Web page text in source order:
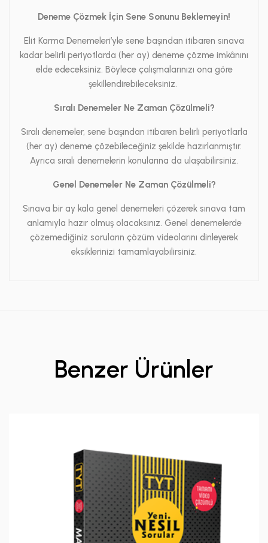
Deneme Çözmek İçin Sene Sonunu Beklemeyin!
Elit Karma Denemeleri’yle sene başından itibaren sınava
kadar belirli periyotlarda (her ay) deneme çözme imkânını
elde edeceksiniz. Böylece çalışmalarınızı ona göre
şekillendirebileceksiniz.
Sıralı Denemeler Ne Zaman Çözülmeli?
Sıralı denemeler, sene başından itibaren belirli periyotlarla
(her ay) deneme çözebileceğiniz şekilde hazırlanmıştır.
Ayrıca sıralı denemelerin konularına da ulaşabilirsiniz.
Genel Denemeler Ne Zaman Çözülmeli?
Sınava bir ay kala genel denemeleri çözerek sınava tam
anlamıyla hazır olmuş olacaksınız. Genel denemelerde
çözemediğiniz soruların çözüm videolarını dinleyerek
eksiklerinizi tamamlayabilirsiniz.
Benzer Ürünler